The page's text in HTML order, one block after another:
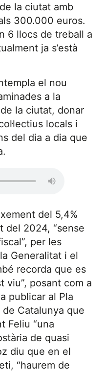
la ciutat amb
300.000 euros.
6 llocs de treball a
ja s’està
el nou
a la
la ciutat, donar
locals i
del dia a dia que
del 5,4%
del 2024, “sense
per les
Generalitat i el
recorda que es
viu”, posant com a
publicar al Pla
de Catalunya que
Feliu “una
de quasi
diu que en el
“haurem de